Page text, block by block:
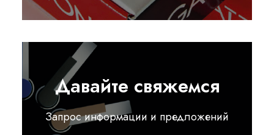
Давайте свяжемся
Запрос информации и предложений